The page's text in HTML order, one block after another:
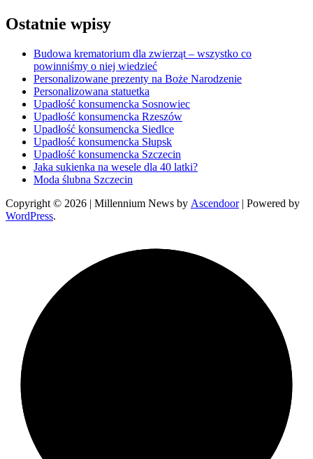
Ostatnie wpisy
Budowa krematorium dla zwierząt – wszystko co
powinniśmy o niej wiedzieć
Personalizowane prezenty na Boże Narodzenie
Personalizowana statuetka
Upadłość konsumencka Sosnowiec
Upadłość konsumencka Rzeszów
Upadłość konsumencka Siedlce
Upadłość konsumencka Słupsk
Upadłość konsumencka Szczecin
Jaka sukienka na wesele dla 40 latki?
Moda ślubna Szczecin
Copyright © 2026 | Millennium News by Ascendoor| Powered by
WordPress.